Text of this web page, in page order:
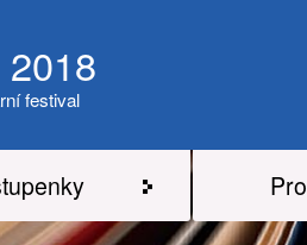
festival